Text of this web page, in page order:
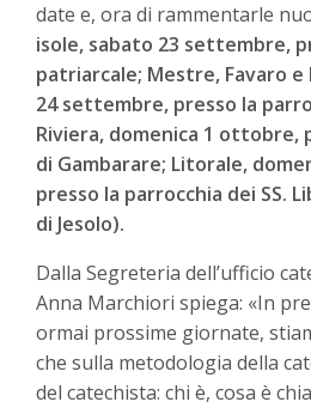
date e, ora di rammentarle
isole, sabato 23 settembre,
patriarcale; Mestre, Favaro e
24 settembre, presso la
Riviera, domenica 1 ottobre,
di Gambarare; Litorale,
presso la parrocchia dei SS.
di Jesolo).
Dalla Segreteria dell’ufficio
Anna Marchiori spiega: «In
ormai prossime giornate,
che sulla metodologia della
del catechista: chi è, cosa è